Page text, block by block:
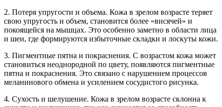
2. Потеря упругости и объема. Кожа в зрелом возрасте теряет
свою упругость и объем, становится более «висячей» и
покоящейся на мышцах. Это особенно заметно в области лица
и шеи, где формируются избыточные складки и лоскуты кожи.
3. Пигментные пятна и покраснения. С возрастом кожа может
становиться неоднородной по цвету, появляются пигментные
пятна и покраснения. Это связано с нарушением процессов
меланинового обмена и усилением сосудистого рисунка.
4. Сухость и шелушение. Кожа в зрелом возрасте склонна к